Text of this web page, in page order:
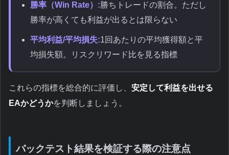
勝率（Win Rate）:勝ちトレードの割合。ただし
勝率が高くても利益が出るとは限らない
平均利益/平均損失:1回あたりの平均獲得額と平
均損失額。リスクリワード比を見る指標
これらの指標を総合的に評価し、 安定して利益を出せる
EAかどうかを判断しましょう。
バックテスト結果を検証する際の注意点